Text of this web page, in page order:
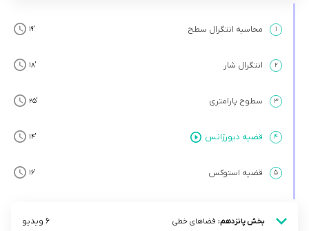
۱ محاسبه انتگرال سطح ’19
۲ انتگرال شار ’18
۳ سطوح پارامتری ’25
۴ قضیه دیورژانس ’14
۵ قضیه استوکس ’16
بخش پانزدهم: فضاهای خطی 6 ویدیو